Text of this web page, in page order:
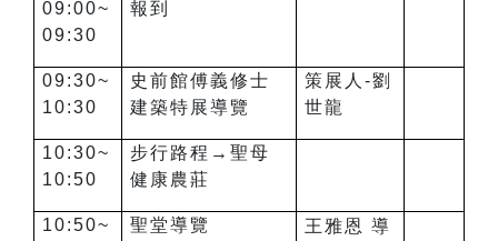
09:00~
09:30
報到
09:30~
10:30
史前館傅義修士
建築特展導覽
策展人-劉
世龍
10:30~
10:50
步行路程→聖母
健康農莊
10:50~
聖堂導覽
王雅恩 導